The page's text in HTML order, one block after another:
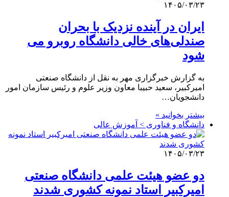
۱۴۰۵/۰۳/۲۳
ایران در آینده نزدیک با بحران
صندلی‌های خالی دانشگاه‌ روبرو می
شود
به گزارش خبرگزاری مهر به نقل از دانشگاه صنعتی
امیرکبیر، سعید حبیبا معاون وزیر علوم و رئیس سازمان امور
دانشجویان…
بیشتر بخوانید »
دانشگاه و فناوری > آموزش عالی
۱۴۰۵/۰۳/۲۳
دو عضو هیئت علمی دانشگاه صنعتی
امیرکبیر استاد نمونه کشوری شدند